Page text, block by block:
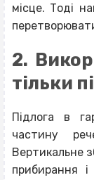
місце. Тоді
2.
тільки
Підлога в
частину
Вертикальне
прибирання